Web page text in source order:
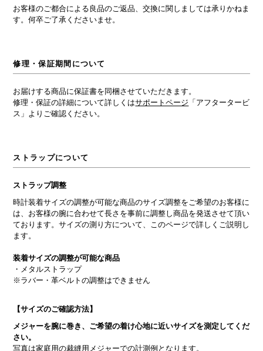
お客様のご都合による良品のご返品、交換に関しましては承りかねま
す。何卒ご了承くださいませ。
修理・保証期間について
お届けする商品に保証書を同梱させていただきます。
修理・保証の詳細について詳しくはサポートページ 「アフタータービ
ス」よりご確認ください。
ストラップについて
ストラップ調整
時計装着サイズの調整が可能な商品のサイズ調整をご希望のお客様に
は、お客様の腕に合わせて長さを事前に調整し商品を発送させて頂い
ております。サイズの測り方について、このページで詳しくご説明し
ます。
装着サイズの調整が可能な商品
・メタルストラップ
※ラバー・革ベルトの調整はできません
【サイズのご確認方法】
メジャーを腕に巻き、ご希望の着け心地に近いサイズを測定してくだ
さい。
写真は家庭用の裁縫用メジャーでの計測例となります。